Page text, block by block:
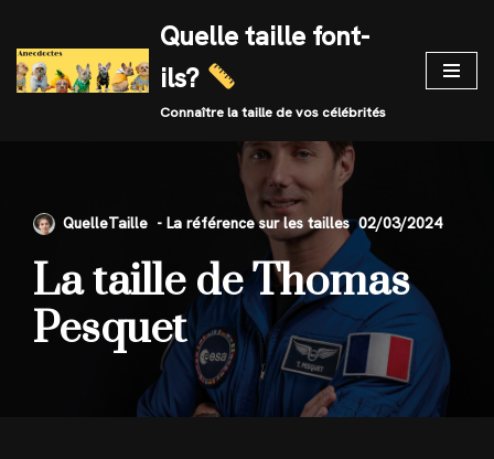
Skip
to
Quelle taille font-
ils?
Connaître la taille de vos célébrités
QuelleTaille 02/03/2024
La taille de Thomas
Pesquet